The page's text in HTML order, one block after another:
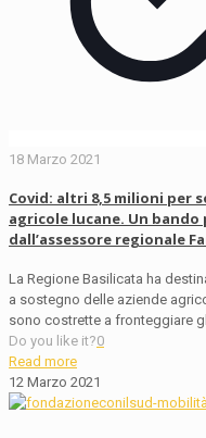
18 Marzo 2021
Covid: altri 8,5 milioni per
agricole lucane. Un
dall’assessore regionale
La Regione Basilicata ha
a sostegno delle aziende
sono costrette a fronteggiare
Do you like it?0
Read more
12 Marzo 2021